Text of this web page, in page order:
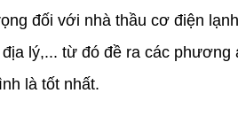
đối với nhà thầu cơ điện
lý,... từ đó đề ra các
là tốt nhất.